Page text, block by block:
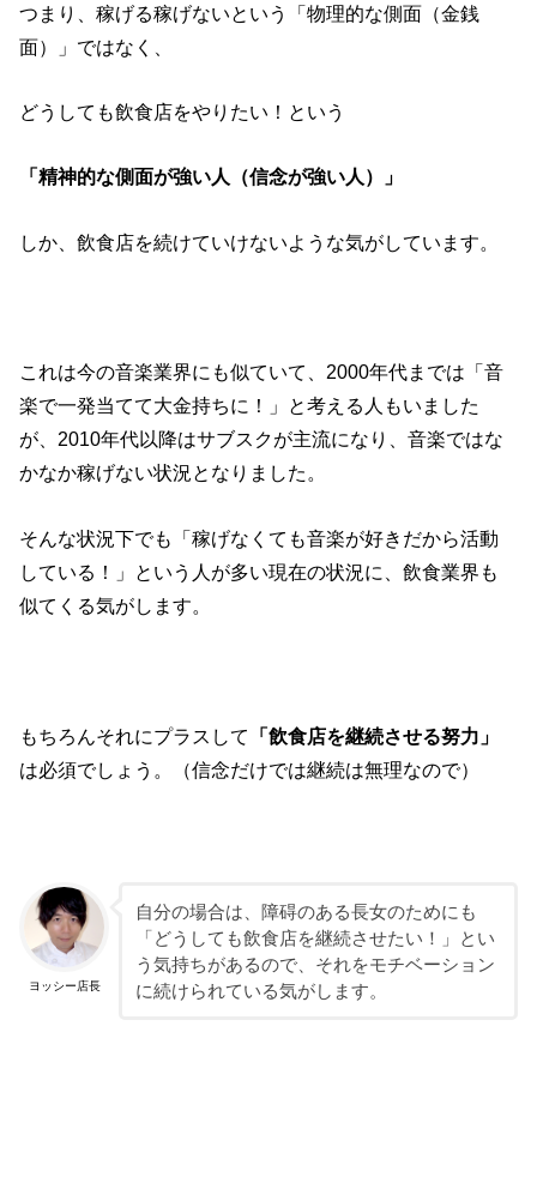
つまり、稼げる稼げないという「物理的な側面（金銭
面）」ではなく、
どうしても飲食店をやりたい！という
「精神的な側面が強い人（信念が強い人）」
しか、飲食店を続けていけないような気がしています。
これは今の音楽業界にも似ていて、2000年代までは「音
楽で一発当てて大金持ちに！」と考える人もいました
が、2010年代以降はサブスクが主流になり、音楽ではな
かなか稼げない状況となりました。
そんな状況下でも「稼げなくても音楽が好きだから活動
している！」という人が多い現在の状況に、飲食業界も
似てくる気がします。
もちろんそれにプラスして
「飲食店を継続させる努力」
は必須でしょう。（信念だけでは継続は無理なので）
ヨッシー店長
自分の場合は、障碍のある長女のためにも
「どうしても飲食店を継続させたい！」とい
う気持ちがあるので、それをモチベーション
に続けられている気がします。